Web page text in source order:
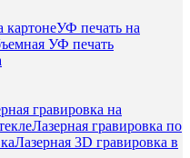
картонеУФ печать на
УФ печать
гравировка на
Лазерная гравировка по
Лазерная 3D гравировка в